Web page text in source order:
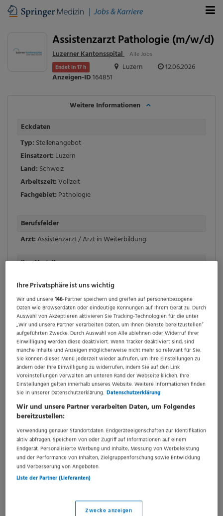
Assistenzarzt Pathologie (m/w/d)
Luzerner Kantonsspital Alle Jobs
Endet in 17 h Luzern
12.06.2026
Anzeigen-ID164851
Weitere Informationen
Eckdaten
Typ: Stellenangebot
Einsatzort: Luzern
Land: Schweiz
Arbeitszeit:Vollzeit
Fachgebiet: Pathologie
Berufsfelder
Arzt:Assistenzarzt / Arzt in Weiterbildung
Ihre Vorteile
Weiterbildung
Ihre Privatsphäre ist uns wichtig
Wir und unsere146-Partner speichern und greifen auf personenbezogene
Daten wie Browserdaten oder eindeutige Kennungen auf Ihrem Gerät zu. Durch
Auswahl von Akzeptieren aktivieren Sie Tracking-Technologien für die unter
„Wir und unsere Partner verarbeiten Daten, um Ihnen Dienste bereitzustellen“
aufgeführten Zwecke. Durch Auswahl von Alle ablehnen oder Widerruf Ihrer
Einwilligung werden diese deaktiviert. Wenn Tracker deaktiviert sind, sind
manche Inhalte und Anzeigen möglicherweise nicht mehr so relevant für Sie.
Sie können dieses Menü jederzeit wieder aufrufen, um Ihre Einstellungen zu
ändern oder Ihre Einwilligung zu widerrufen, indem Sie auf den Link
Voreinstellungen verwalten am unteren Rand der Webseite klicken. Ihre
Einstellungen gelten innerhalb unseres Website. Weitere Informationen finden
Sie in unserer Datenschutzerklärung. Datenschutzerklärung
Wir und unsere Partner verarbeiten Daten, um Folgendes
bereitzustellen:
Verwendung genauer Standortdaten. Endgeräteeigenschaften zur Identifikation
aktiv abfragen. Speichern von oder Zugriff auf Informationen auf einem
Endgerät. Personalisierte Werbung und Inhalte, Messung von Werbeleistung
und der Performance von Inhalten, Zielgruppenforschung sowie Entwicklung
und Verbesserung von Angeboten.
Liste der Partner (Lieferanten)
Zwecke anzeigen